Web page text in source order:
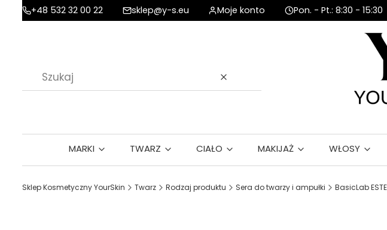
+48 532 32 00 22 sklep@y-s.eu Moje konto Pon. - Pt.: 8:30 - 15:30
Wyczyść
MARKI TWARZ CIAŁO MAKIJAŻ WŁOSY
Sklep Kosmetyczny YourSkin Twarz Rodzaj produktu Sera do twarzy i ampułki BasicLab